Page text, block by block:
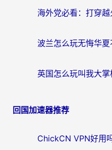
回国加速器推荐